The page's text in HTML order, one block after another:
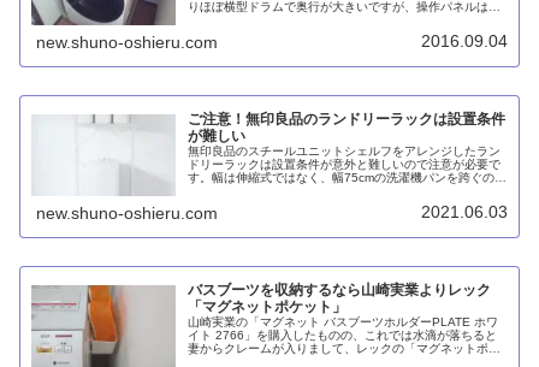
りほぼ横型ドラムで奥行が大きいですが、操作パネルは意
new.shuno-oshieru.com 2016.09.04
ご注意！無印良品のランドリーラックは設置条件
が難しい
無印良品のスチールユニットシェルフをアレンジしたラン
ドリーラックは設置条件が意外と難しいので注意が必要で
す。幅は伸縮式ではなく、幅75cmの洗濯機パンを跨ぐのに
跨ぐのが難しいかもしれません。帆立補強パーツの高さに
も注意が必要ですし、洗濯機をいったん除ける必要もあり
new.shuno-oshieru.com 2021.06.03
バスブーツを収納するなら山崎実業よりレック
「マグネットポケット」
山崎実業の「マグネット バスブーツホルダーPLATE ホワ
イト 2766」を購入したものの、これでは水滴が落ちると
妻からクレームが入りまして、レックの「マグネットポケ